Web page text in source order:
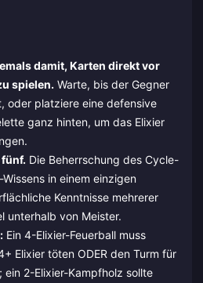
damit, Karten direkt vor
spielen. Warte, bis der Gegner
oder platziere eine defensive
ganz hinten, um das Elixier
Die Beherrschung des Cycle-
in einem einzigen
Kenntnisse mehrerer
unterhalb von Meister.
Ein 4-Elixier-Feuerball muss
Elixier töten ODER den Turm für
2-Elixier-Kampfholz sollte